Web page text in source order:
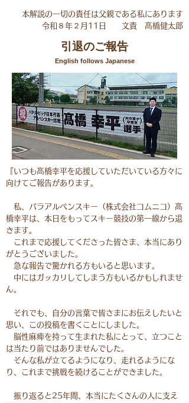
本解説の一切の責任は父親である私にあります
​令和８年２月11日 文責 髙橋健太郎
引退のご報告
English follows Japanese
『いつも髙橋幸平を応援していただいている方々に
向けてご報告があります。
私、パラアルペンスキー（株式会社コムニコ）髙
橋幸平は、本日をもってスキー競技の第一線から退
きます。
これまで応援してくださった皆さま、本当にあり
がとうございました。
急な報告で驚かれる方もいると思います。
中にはガッカリしてしまう方もいるかもしれませ
ん。
それでも、自分の言葉で皆さまにお伝えしたいと
思い、この投稿を書くことにしました。
脳性麻痺を持って生まれた私にとって、立つこと
は当たり前ではありませんでした。
そんな私が立てるようになり、走れるようにな
り、これまで挑戦を続けることができました。
振り返ると25年間、本当にたくさんの人に支え